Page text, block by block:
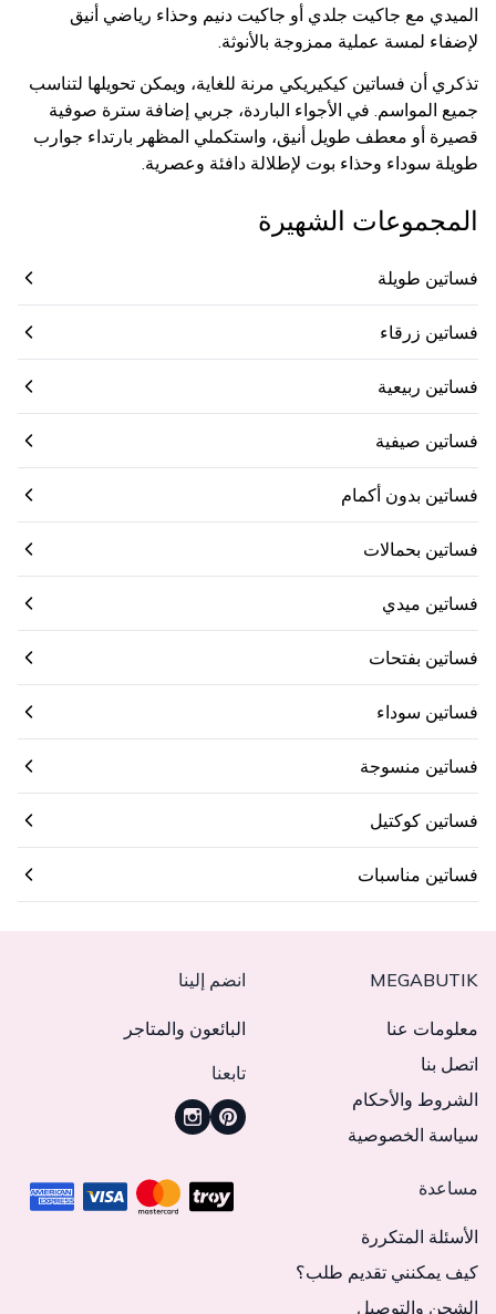
الميدي مع جاكيت جلدي أو جاكيت دنيم وحذاء رياضي أنيق
لإضفاء لمسة عملية ممزوجة بالأنوثة.
تذكري أن فساتين كيكيريكي مرنة للغاية، ويمكن تحويلها لتناسب
جميع المواسم. في الأجواء الباردة، جربي إضافة سترة صوفية
قصيرة أو معطف طويل أنيق، واستكملي المظهر بارتداء جوارب
طويلة سوداء وحذاء بوت لإطلالة دافئة وعصرية.
المجموعات الشهيرة
فساتين طويلة
فساتين زرقاء
فساتين ربيعية
فساتين صيفية
فساتين بدون أكمام
فساتين بحمالات
فساتين ميدي
فساتين بفتحات
فساتين سوداء
فساتين منسوجة
فساتين كوكتيل
فساتين مناسبات
MEGABUTIK
معلومات عنا
اتصل بنا
الشروط والأحكام
سياسة الخصوصية
انضم إلينا
البائعون والمتاجر
تابعنا
مساعدة
الأسئلة المتكررة
كيف يمكنني تقديم طلب؟
الشحن والتوصيل